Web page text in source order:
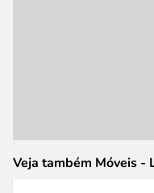
Veja também Móveis -